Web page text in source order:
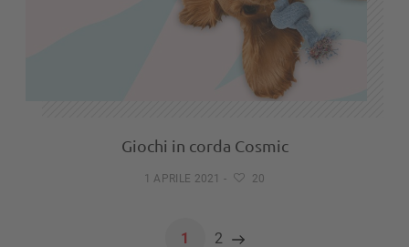
Giochi in corda Cosmic
1 APRILE 2021- 20
1 2